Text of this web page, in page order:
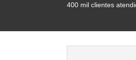
400 mil clientes